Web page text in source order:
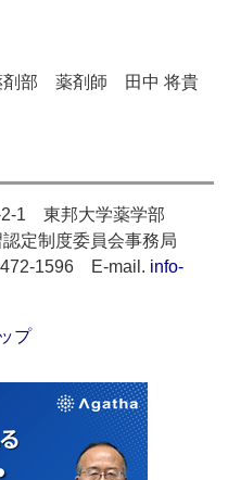
剤部 薬剤師 田中 将貴
2-1 東邦大学薬学部
定制度委員会事務局
1596 E-mail. info-
プ